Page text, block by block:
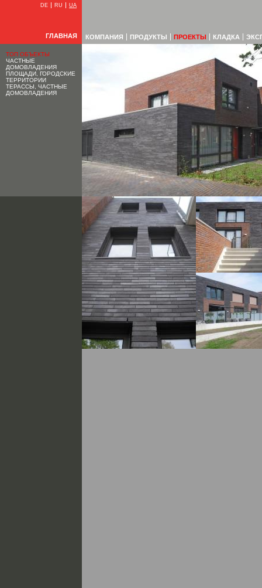
DE RU UA
ГЛАВНАЯ КОМПАНИЯ ПРОДУКТЫ ПРОЕКТЫ КЛАДКА
ТОП ОБЪЕКТЫ
ЧАСТНЫЕ
ДОМОВЛАДЕНИЯ
ПЛОЩАДИ, ГОРОДСКИЕ
ТЕРРИТОРИИ
ТЕРАССЫ, ЧАСТНЫЕ
ДОМОВЛАДЕНИЯ